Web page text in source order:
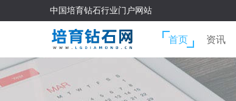
中国培育钻石行业门户网站
首页 资讯